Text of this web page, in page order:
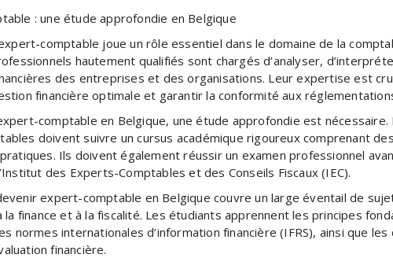
: une étude approfondie en Belgique
comptable joue un rôle essentiel dans le domaine de la
hautement qualifiés sont chargés d’analyser,
des entreprises et des organisations. Leur expertise est
financière optimale et garantir la conformité aux
comptable en Belgique, une étude approfondie est nécessaire.
doivent suivre un cursus académique rigoureux comprenant
Ils doivent également réussir un examen professionnel
des Experts-Comptables et des Conseils Fiscaux (IEC).
expert-comptable en Belgique couvre un large éventail de
la finance et à la fiscalité. Les étudiants apprennent les principes
normes internationales d’information financière (IFRS), ainsi que
financière.